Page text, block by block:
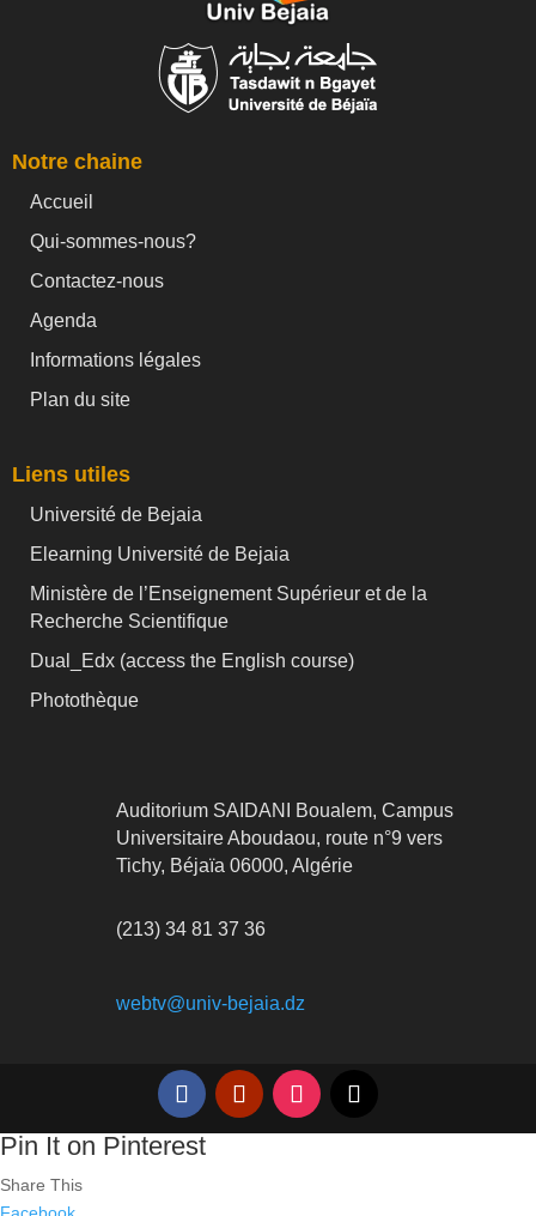
Notre chaine
Accueil
Qui-sommes-nous?
Contactez-nous
Agenda
Informations légales
Plan du site
Liens utiles
Université de Bejaia
Elearning Université de Bejaia
Ministère de l’Enseignement Supérieur et de la
Recherche Scientifique
Dual_Edx (access the English course)
Photothèque
Auditorium SAIDANI Boualem, Campus
Universitaire Aboudaou, route n°9 vers
Tichy, Béjaïa 06000, Algérie
(213) 34 81 37 36
webtv@univ-bejaia.dz
Pin It on Pinterest
Share This